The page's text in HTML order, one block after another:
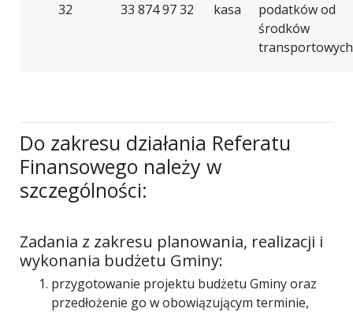
32 33 874 97 32 kasa
podatków od
środków
transportowych
Do zakresu działania Referatu
Finansowego należy w
szczególności:
Zadania z zakresu planowania, realizacji i
wykonania budżetu Gminy:
przygotowanie projektu budżetu Gminy oraz
przedłożenie go w obowiązującym terminie,